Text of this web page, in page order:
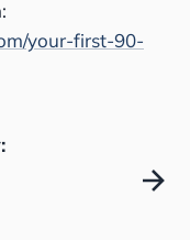
your-first-90-